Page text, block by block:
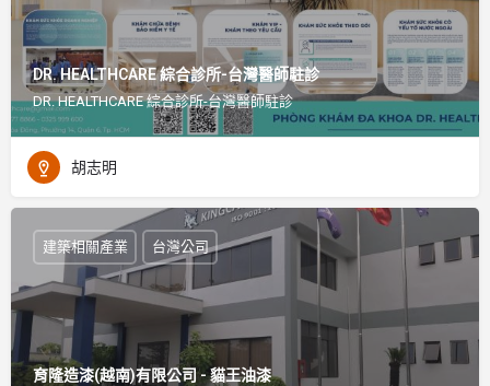
DR. HEALTHCARE 綜合診所-台灣醫師駐診
DR. HEALTHCARE 綜合診所-台灣醫師駐診
胡志明
育隆造漆(越南)有限公司 - 貓王油漆
建築相關產業 台灣公司